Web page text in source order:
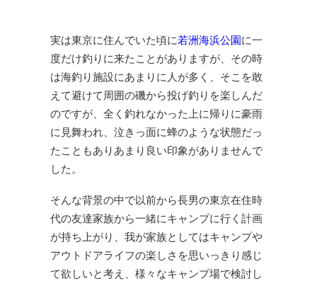
実は東京に住んでいた頃に若洲海浜公園に一
度だけ釣りに来たことがありますが、その時
は海釣り施設にあまりに人が多く、そこを敢
えて避けて周囲の磯から投げ釣りを楽しんだ
のですが、全く釣れなかった上に帰りに豪雨
に見舞われ、泣きっ面に蜂のような状態だっ
たこともありあまり良い印象がありませんで
した。
そんな背景の中で以前から長男の東京在住時
代の友達家族から一緒にキャンプに行く計画
が持ち上がり、我が家族としてはキャンプや
アウトドアライフの楽しさを思いっきり感じ
て欲しいと考え、様々なキャンプ場で検討し